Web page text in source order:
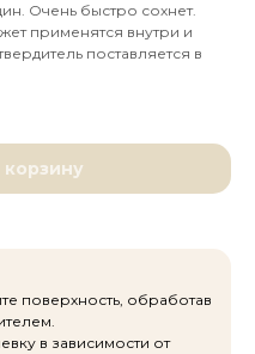
Очень быстро сохнет.
применятся внутри и
поставляется в
поверхность, обработав
в зависимости от